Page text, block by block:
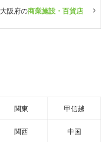
大阪府の商業施設・百貨店
関東 甲信越
関西 中国